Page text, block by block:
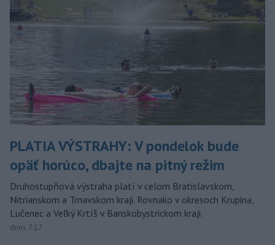
PLATIA VÝSTRAHY: V pondelok bude
opäť horúco, dbajte na pitný režim
Druhostupňová výstraha platí v celom Bratislavskom,
Nitrianskom a Trnavskom kraji. Rovnako v okresoch Krupina,
Lučenec a Veľký Krtíš v Banskobystrickom kraji.
dnes 7:17